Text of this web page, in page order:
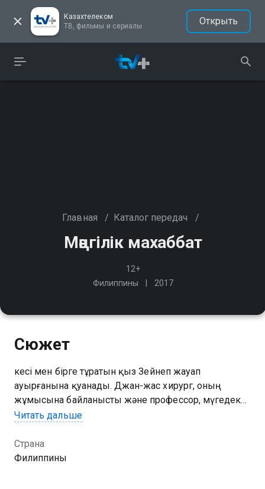
Казахтелеком
ТВ, фильмы и сериалы
Открыть
Главная / Каталог передач /
Мәңгілік махаббат
12+
Филиппины
2017
Сюжет
Әкесі мен бірге тұратын қыз Зейнеп жауап
ауырғанына қуанады. Джан-жас хирург, оның
жұмысына байланысты және профессор, мүгедек
болды. Джан мен Зейнеп кенеттен бір-бірінің
Читать дальше
Страна
Филиппины